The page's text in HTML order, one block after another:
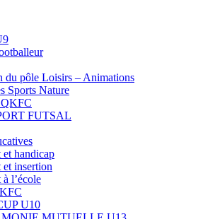
du pôle Loisirs – Animations
Sports Nature
QKFC
FUTSAL
et handicap
et insertion
à l’école
U10